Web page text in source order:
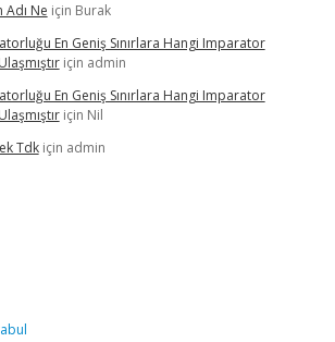
Ne için Burak
En Geniş Sınırlara Hangi Imparator
için admin
En Geniş Sınırlara Hangi Imparator
için Nil
Tdkiçin admin